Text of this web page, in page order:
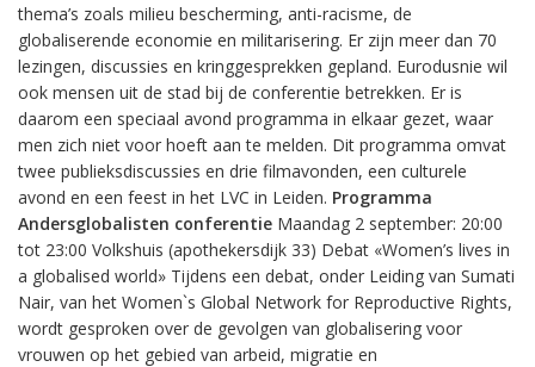
thema’s zoals milieu bescherming, anti-racisme, de
globaliserende economie en militarisering. Er zijn meer dan 70
lezingen, discussies en kringgesprekken gepland. Eurodusnie wil
ook mensen uit de stad bij de conferentie betrekken. Er is
daarom een speciaal avond programma in elkaar gezet, waar
men zich niet voor hoeft aan te melden. Dit programma omvat
twee publieksdiscussies en drie filmavonden, een culturele
avond en een feest in het LVC in Leiden. Programma
Andersglobalisten conferentie Maandag 2 september: 20:00
tot 23:00 Volkshuis (apothekersdijk 33) Debat «Women’s lives in
a globalised world» Tijdens een debat, onder Leiding van Sumati
Nair, van het Women`s Global Network for Reproductive Rights,
wordt gesproken over de gevolgen van globalisering voor
vrouwen op het gebied van arbeid, migratie en